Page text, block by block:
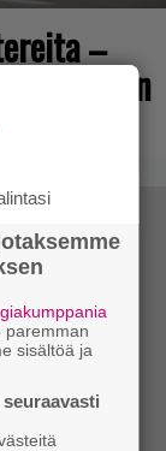
–
lyhyen
paremman
sisältöä ja